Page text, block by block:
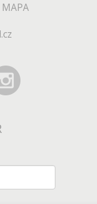
MAPA